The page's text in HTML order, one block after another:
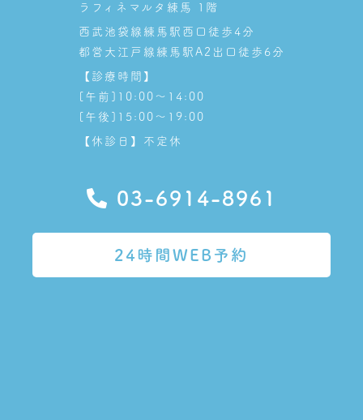
ラフィネマルタ練馬 1階
西武池袋線練馬駅西口徒歩4分
都営大江戸線練馬駅A2出口徒歩6分
【診療時間】
[午前]10:00～14:00
[午後]15:00～19:00
【休診日】不定休
03-6914-8961
24時間WEB予約